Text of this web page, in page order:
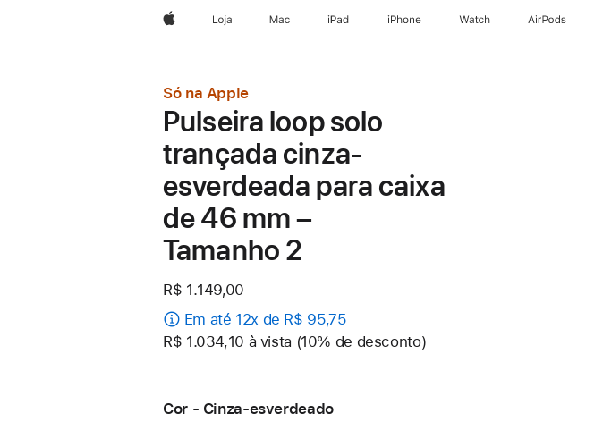
AppleLoja Mac iPad iPhone Apple Watch AirPods
Só na Apple
Pulseira loop solo
trançada cinza-
esverdeada para caixa
de 46 mm –
Tamanho 2
R$ 1.149,00
Em até 12x de R$ 95,75
R$ 1.034,10 à vista (10% de desconto)
Cor - Cinza-esverdeado